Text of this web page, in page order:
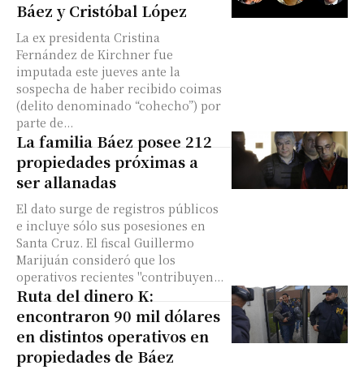
Báez y Cristóbal López
La ex presidenta Cristina
Fernández de Kirchner fue
imputada este jueves ante la
sospecha de haber recibido coimas
(delito denominado “cohecho”) por
parte de...
La familia Báez posee 212
propiedades próximas a
ser allanadas
El dato surge de registros públicos
e incluye sólo sus posesiones en
Santa Cruz. El fiscal Guillermo
Marijuán consideró que los
operativos recientes "contribuyen...
Ruta del dinero K:
encontraron 90 mil dólares
en distintos operativos en
propiedades de Báez